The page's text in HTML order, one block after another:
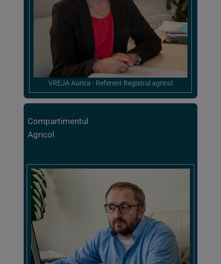
VREJA Aurica - Referent Registrul agricol
Compartimentul
Agricol